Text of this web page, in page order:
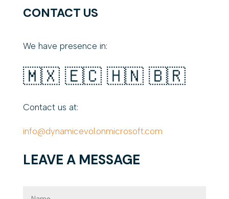
CONTACT US
We have presence in:
🇲🇽 🇪🇨 🇭🇳 🇧🇷
Contact us at:
info@dynamicevol.onmicrosoft.com
LEAVE A MESSAGE